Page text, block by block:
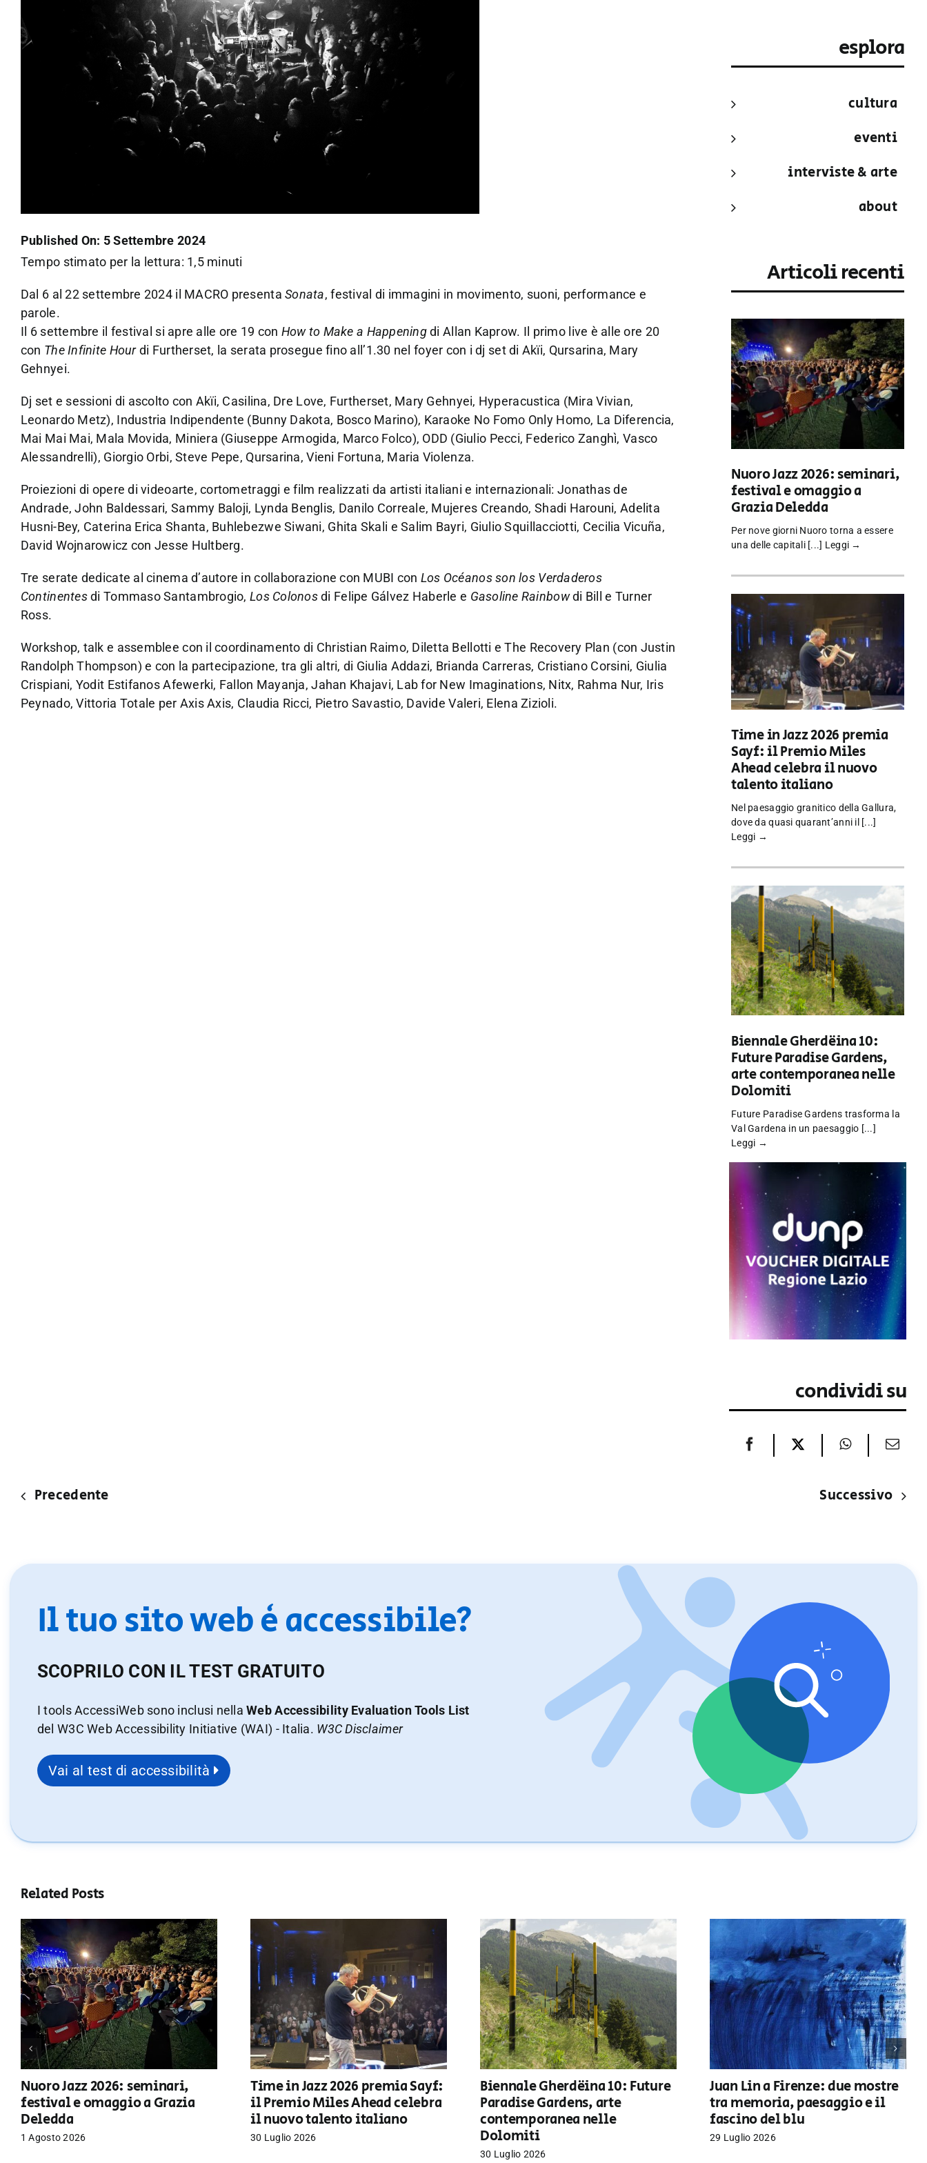
Published On: 5 Settembre 2024
Tempo stimato per la lettura: 1,5 minuti
Dal 6 al 22 settembre 2024 il MACRO presentaSonata, festival di immagini in movimento, suoni, performance e
parole.
Il 6 settembre il festival si apre alle ore 19 con How to Make a Happeningdi Allan Kaprow. Il primo live è alle ore 20
con The Infinite Hourdi Furtherset, la serata prosegue fino all’1.30 nel foyer con i dj set di Akïi, Qursarina, Mary
Gehnyei.
Dj set e sessioni di ascolto con Akïi, Casilina, Dre Love, Furtherset, Mary Gehnyei, Hyperacustica (Mira Vivian,
Leonardo Metz), Industria Indipendente (Bunny Dakota, Bosco Marino), Karaoke No Fomo Only Homo, La Diferencia,
Mai Mai Mai, Mala Movida, Miniera (Giuseppe Armogida, Marco Folco), ODD (Giulio Pecci, Federico Zanghì, Vasco
Alessandrelli), Giorgio Orbi, Steve Pepe, Qursarina, Vieni Fortuna, Maria Violenza.
Proiezioni di opere di videoarte, cortometraggi e film realizzati da artisti italiani e internazionali: Jonathas de
Andrade, John Baldessari, Sammy Baloji, Lynda Benglis, Danilo Correale, Mujeres Creando, Shadi Harouni, Adelita
Husni-Bey, Caterina Erica Shanta, Buhlebezwe Siwani, Ghita Skali e Salim Bayri, Giulio Squillacciotti, Cecilia Vicuña,
David Wojnarowicz con Jesse Hultberg.
Tre serate dedicate al cinema d’autore in collaborazione con MUBI con Los Océanos son los Verdaderos
Continentesdi Tommaso Santambrogio, Los Colonosdi Felipe Gálvez Haberle e Gasoline Rainbowdi Bill e Turner
Ross.
Workshop, talk e assemblee con il coordinamento di Christian Raimo, Diletta Bellotti e The Recovery Plan (con Justin
Randolph Thompson) e con la partecipazione, tra gli altri, di Giulia Addazi, Brianda Carreras, Cristiano Corsini, Giulia
Crispiani, Yodit Estifanos Afewerki, Fallon Mayanja, Jahan Khajavi, Lab for New Imaginations, Nitx, Rahma Nur, Iris
Peynado, Vittoria Totale per Axis Axis, Claudia Ricci, Pietro Savastio, Davide Valeri, Elena Zizioli.
esplora
cultura
eventi
interviste & arte
about
Articoli recenti
Nuoro Jazz 2026: seminari,
festival e omaggio a
Grazia Deledda
Per nove giorni Nuoro torna a essere
una delle capitali [...] Leggi →
Time in Jazz 2026 premia
Sayf: il Premio Miles
Ahead celebra il nuovo
talento italiano
Nel paesaggio granitico della Gallura,
dove da quasi quarant’anni il [...]
Leggi →
Biennale Gherdëina 10:
Future Paradise Gardens,
arte contemporanea nelle
Dolomiti
Future Paradise Gardens trasforma la
Val Gardena in un paesaggio [...]
Leggi →
condividi su
Precedente Successivo
Il tuo sito web è accessibile?
SCOPRILO CON IL TEST GRATUITO
I tools AccessiWeb sono inclusi nellaWeb Accessibility Evaluation Tools List
del W3C Web Accessibility Initiative (WAI) - Italia. W3C Disclaimer
Vai al test di accessibilità
Related Posts
Nuoro Jazz 2026: seminari,
festival e omaggio a Grazia
Deledda
1 Agosto 2026
Time in Jazz 2026 premia Sayf:
il Premio Miles Ahead celebra
il nuovo talento italiano
30 Luglio 2026
Biennale Gherdëina 10: Future
Paradise Gardens, arte
contemporanea nelle
Dolomiti
30 Luglio 2026
Juan Lin a Firenze: due mostre
tra memoria, paesaggio e il
fascino del blu
29 Luglio 2026